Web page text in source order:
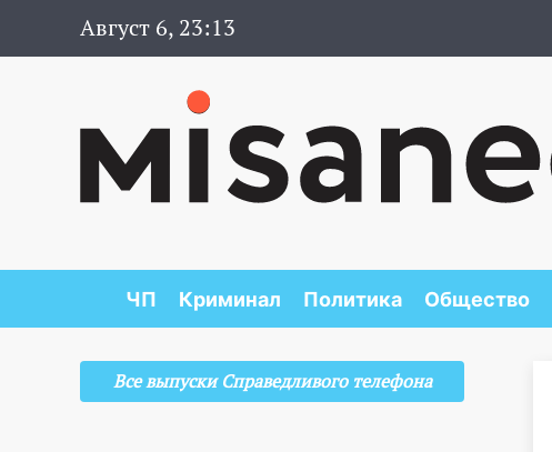
Август 6, 23:13
ЧП Криминал Политика Общество
Все выпуски Справедливого телефона